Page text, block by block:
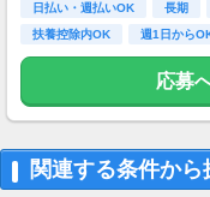
＝【月収8万5,760円】
●週5の場合
時給1,340円 × 8h × 週
＝【月収23万5,840
「自分に合った働き方
「レアなお仕事ないか
日払い・週払いOK 長期
扶養控除内OK
週1日から
応募
関連する条件から